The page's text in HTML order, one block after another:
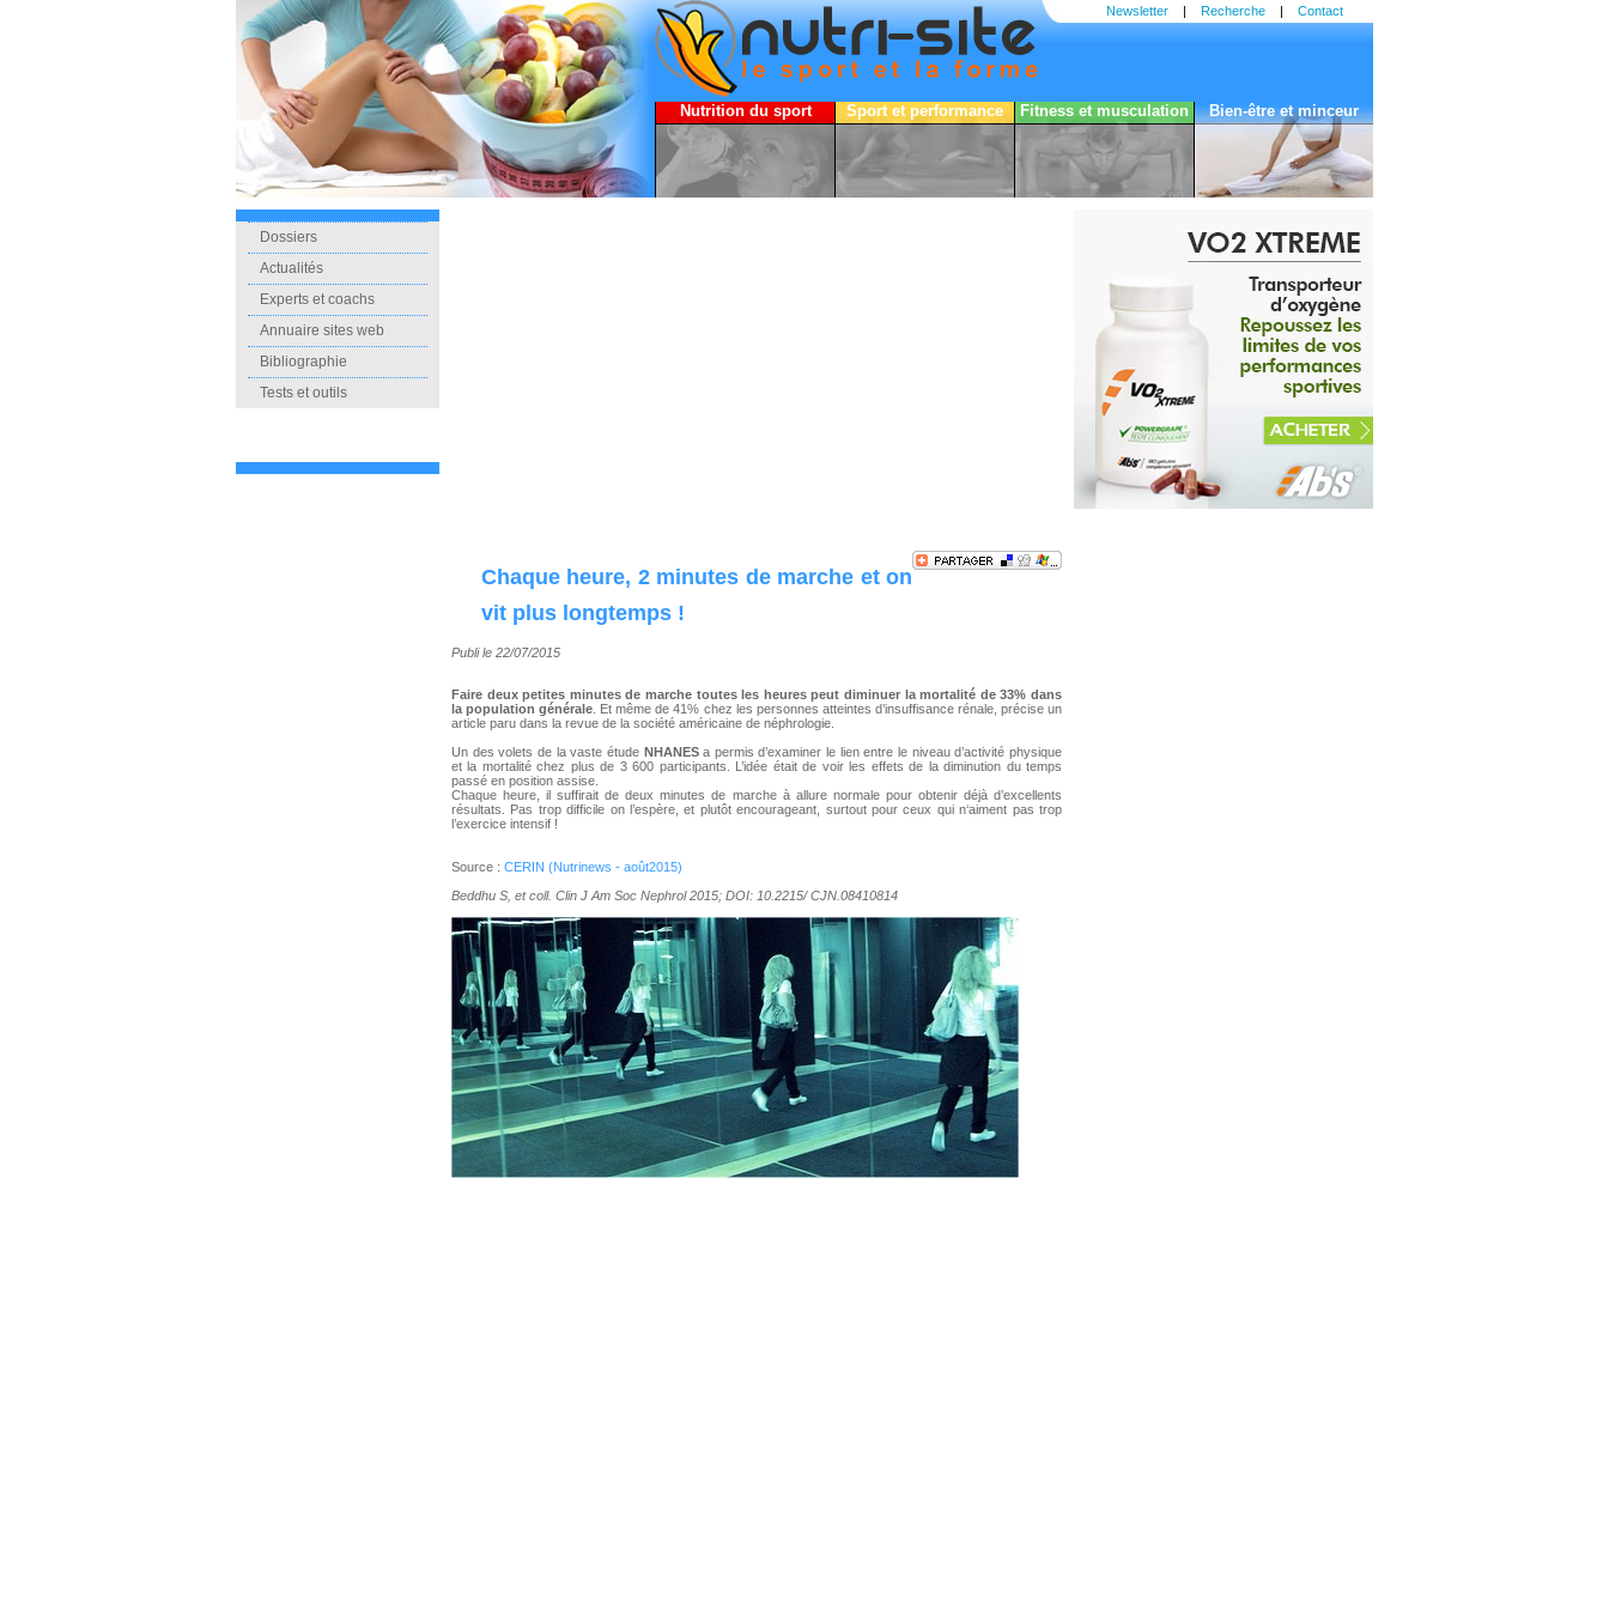
Newsletter | Recherche | Contact
Nutrition du sport Sport et performance Fitness et musculation Bien-être et minceur
Dossiers
Actualités
Experts et coachs
Annuaire sites web
Bibliographie
Tests et outils
Chaque heure, 2 minutes de marche et on
vit plus longtemps !
Publi le 22/07/2015
Faire deux petites minutes de marche toutes les heures peut diminuer la mortalité de 33% dans
la population générale . Et même de 41% chez les personnes atteintes d’insuffisance rénale, précise un
article paru dans la revue de la société américaine de néphrologie.
Un des volets de la vaste étude NHANESa permis d’examiner le lien entre le niveau d’activité physique
et la mortalité chez plus de 3 600 participants. L’idée était de voir les effets de la diminution du temps
passé en position assise.
Chaque heure, il suffirait de deux minutes de marche à allure normale pour obtenir déjà d’excellents
résultats. Pas trop difficile on l’espère, et plutôt encourageant, surtout pour ceux qui n‘aiment pas trop
l’exercice intensif !
Source : CERIN (Nutrinews - août2015)
Beddhu S, et coll. Clin J Am Soc Nephrol 2015; DOI: 10.2215/ CJN.08410814